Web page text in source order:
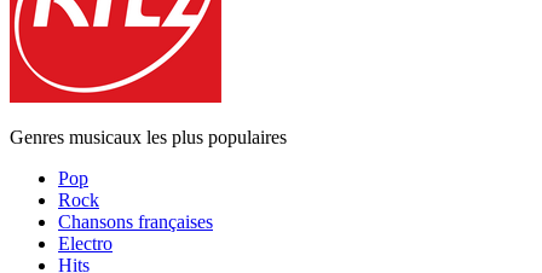
Genres musicaux les plus populaires
Pop
Rock
Chansons françaises
Electro
Hits